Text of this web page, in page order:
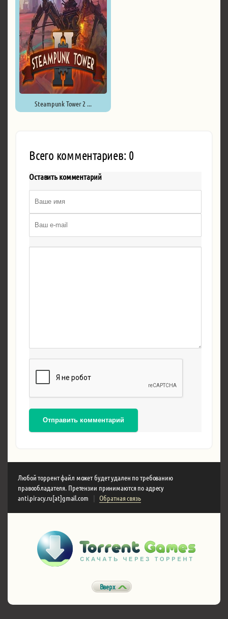
Steampunk Tower 2 ...
Всего комментариев: 0
Оставить комментарий
Отправить комментарий
Любой торрент файл может будет удален по требованию
правообладателя. Претензии принимаются по адресу
anti.piracy.ru[at]gmail.com
| Обратная связь
Вверх